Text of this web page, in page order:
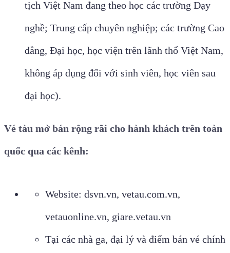
tịch Việt Nam đang theo học các trường Dạy
nghề; Trung cấp chuyên nghiệp; các trường Cao
đẳng, Đại học, học viện trên lãnh thổ Việt Nam,
không áp dụng đối với sinh viên, học viên sau
đại học).
Vé tàu mở bán rộng rãi cho hành khách trên toàn
quốc qua các kênh:
Website: dsvn.vn, vetau.com.vn,
vetauonline.vn, giare.vetau.vn
Tại các nhà ga, đại lý và điểm bán vé chính